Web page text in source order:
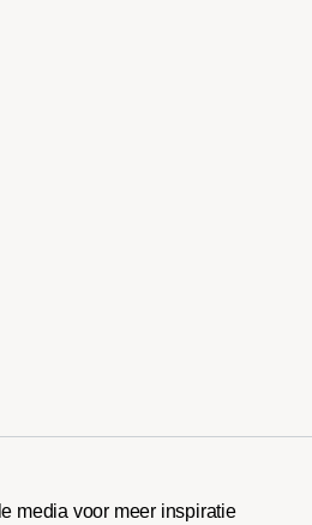
media voor meer inspiratie